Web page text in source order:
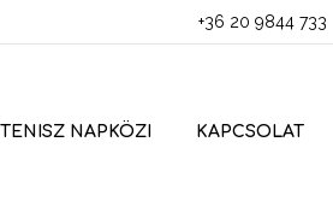
+36 20 9844 733
TENISZ NAPKÖZI KAPCSOLAT